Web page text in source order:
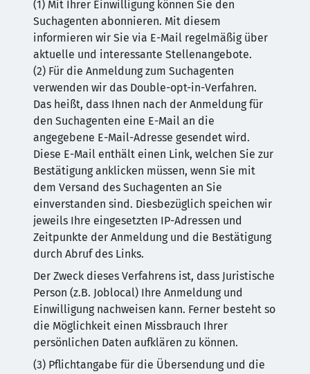
(1) Mit Ihrer Einwilligung können Sie den
Suchagenten abonnieren. Mit diesem
informieren wir Sie via E-Mail regelmäßig über
aktuelle und interessante Stellenangebote.
(2) Für die Anmeldung zum Suchagenten
verwenden wir das Double-opt-in-Verfahren.
Das heißt, dass Ihnen nach der Anmeldung für
den Suchagenten eine E-Mail an die
angegebene E-Mail-Adresse gesendet wird.
Diese E-Mail enthält einen Link, welchen Sie zur
Bestätigung anklicken müssen, wenn Sie mit
dem Versand des Suchagenten an Sie
einverstanden sind. Diesbezüglich speichen wir
jeweils Ihre eingesetzten IP-Adressen und
Zeitpunkte der Anmeldung und die Bestätigung
durch Abruf des Links.
Der Zweck dieses Verfahrens ist, dass Juristische
Person (z.B. Joblocal) Ihre Anmeldung und
Einwilligung nachweisen kann. Ferner besteht so
die Möglichkeit einen Missbrauch Ihrer
persönlichen Daten aufklären zu können.
(3) Pflichtangabe für die Übersendung und die